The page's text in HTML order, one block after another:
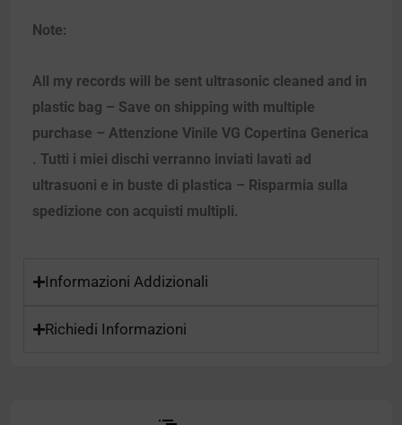
Note:
All my records will be sent ultrasonic cleaned and in
plastic bag – Save on shipping with multiple
purchase – Attenzione Vinile VG Copertina Generica
. Tutti i miei dischi verranno inviati lavati ad
ultrasuoni e in buste di plastica – Risparmia sulla
spedizione con acquisti multipli.
Informazioni Addizionali
Richiedi Informazioni